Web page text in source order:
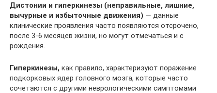
Дистонии и гиперкинезы (неправильные, лишние,
вычурные и избыточные движения) — данные
клинические проявления часто появляются отсрочено,
после 3-6 месяцев жизни, но могут отмечаться и с
рождения.
Гиперкинезы, как правило, характеризуют поражение
подкорковых ядер головного мозга, которые часто
сочетаются с другими неврологическими симптомами